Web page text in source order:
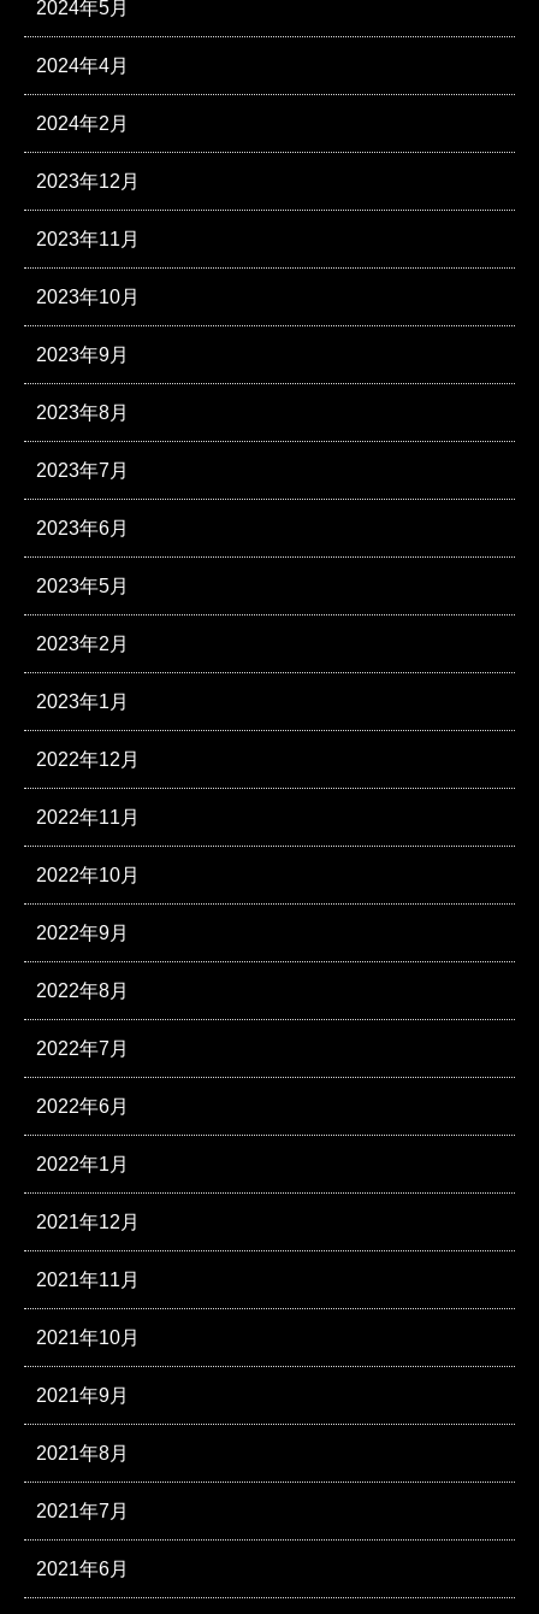
2024年5月
2024年4月
2024年2月
2023年12月
2023年11月
2023年10月
2023年9月
2023年8月
2023年7月
2023年6月
2023年5月
2023年2月
2023年1月
2022年12月
2022年11月
2022年10月
2022年9月
2022年8月
2022年7月
2022年6月
2022年1月
2021年12月
2021年11月
2021年10月
2021年9月
2021年8月
2021年7月
2021年6月